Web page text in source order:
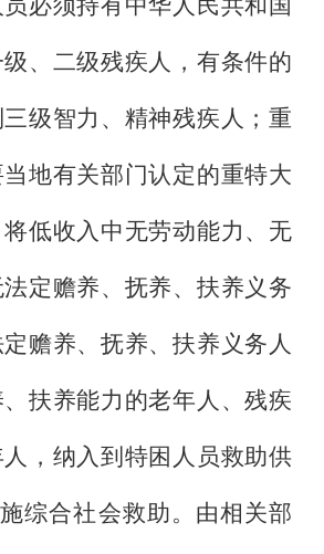
必须持有中华人民共和国
、二级残疾人，有条件的
级智力、精神残疾人；重
地有关部门认定的重特大
低收入中无劳动能力、无
定赡养、抚养、扶养义务
赡养、抚养、扶养义务人
扶养能力的老年人、残疾
，纳入到特困人员救助供
综合社会救助。由相关部